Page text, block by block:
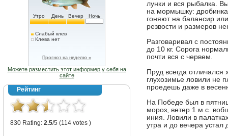
Утро День Вечер Ночь
Слабый клев
Клева нет
Прогноз на неделю »
Можете разместить этот информер у себя на
сайте
Рейтинг
830 Rating: 2.5/5 (114 votes )
лунки и вся рыбалка.
на мормышку:
гоняют на балансир
резвости и размеров
Разговаривал с
до 10 кг. Сорога
почти вся с червем.
Пруд всегда
глухозимье ловили не
проедешь даже в
На Победе был в
мороз, ветер 1 м.с.
иния. Ловили в
утра и до вечера устал